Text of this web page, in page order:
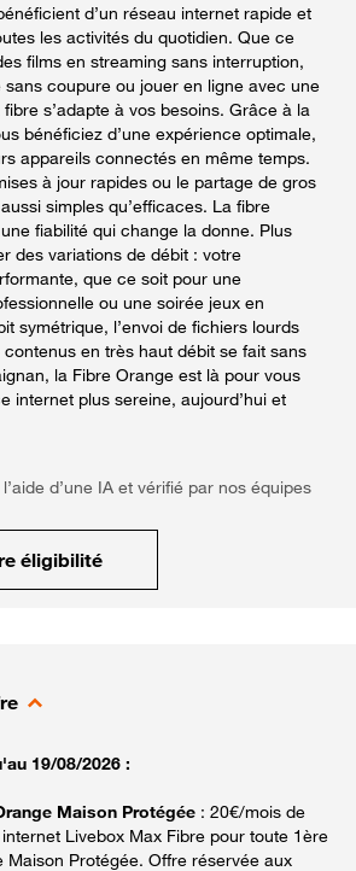
d’un réseau internet rapide et
les activités du quotidien. Que ce
films en streaming sans interruption,
coupure ou jouer en ligne avec une
s’adapte à vos besoins. Grâce à la
bénéficiez d’une expérience optimale,
appareils connectés en même temps.
à jour rapides ou le partage de gros
simples qu’efficaces. La fibre
fiabilité qui change la donne. Plus
des variations de débit : votre
que ce soit pour une
ou une soirée jeux en
symétrique, l’envoi de fichiers lourds
en très haut débit se fait sans
la Fibre Orange est là pour vous
internet plus sereine, aujourd’hui et
d’une IA et vérifié par nos équipes
éligibilité
19/08/2026 :
Maison Protégée : 20€/mois de
Livebox Max Fibre pour toute 1ère
Maison Protégée. Offre réservée aux